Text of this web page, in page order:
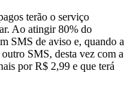
terão o serviço
Ao atingir 80% do
SMS de aviso e, quando a
SMS, desta vez com a
por R$ 2,99 e que terá